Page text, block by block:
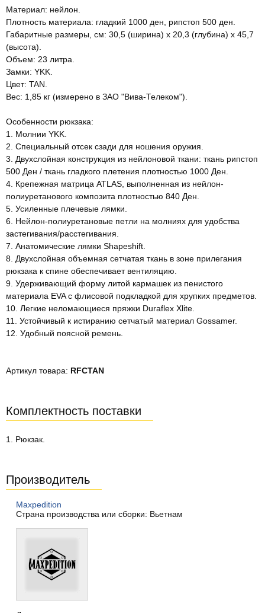
Материал: нейлон.
Плотность материала: гладкий 1000 ден, рипстоп 500 ден.
Габаритные размеры, см: 30,5 (ширина) x 20,3 (глубина) x 45,7
(высота).
Объем: 23 литра.
Замки: YKK.
Цвет: TAN.
Вес: 1,85 кг (измерено в ЗАО "Вива-Телеком").
Особенности рюкзака:
1. Молнии YKK.
2. Специальный отсек сзади для ношения оружия.
3. Двухслойная конструкция из нейлоновой ткани: ткань рипстоп
500 Ден / ткань гладкого плетения плотностью 1000 Ден.
4. Крепежная матрица ATLAS, выполненная из нейлон-
полиуретанового композита плотностью 840 Ден.
5. Усиленные плечевые лямки.
6. Нейлон-полиуретановые петли на молниях для удобства
застегивания/расстегивания.
7. Анатомические лямки Shapeshift.
8. Двухслойная объемная сетчатая ткань в зоне прилегания
рюкзака к спине обеспечивает вентиляцию.
9. Удерживающий форму литой кармашек из пенистого
материала EVA с флисовой подкладкой для хрупких предметов.
10. Легкие неломающиеся пряжки Duraflex Xlite.
11. Устойчивый к истиранию сетчатый материал Gossamer.
12. Удобный поясной ремень.
Артикул товара: RFCTAN
Комплектность поставки
1. Рюкзак.
Производитель
Maxpedition
Страна производства или сборки: Вьетнам